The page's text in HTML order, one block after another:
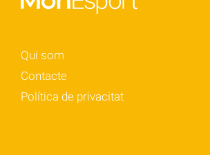
Qui som
Contacte
Política de privacitat